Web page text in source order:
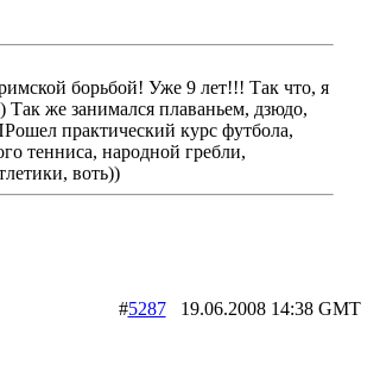
борьбой! Уже 9 лет!!! Так что, я
Так же занимался плаваньем, дзюдо,
практический курс футбола,
тенниса, народной гребли,
воть))
#528719.06.2008 14:38 GMT